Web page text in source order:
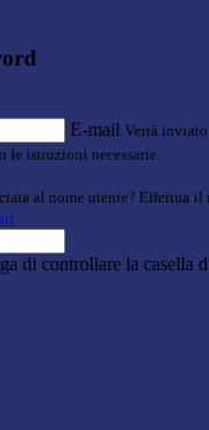
E-mail Verrà
istruzioni necessarie.
al nome utente? Effettua il
di controllare la casella